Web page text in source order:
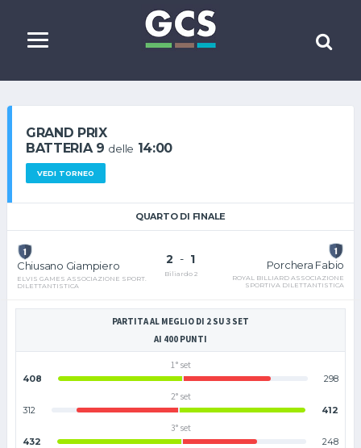
GRAND PRIX
BATTERIA 9 delle 14:00
VEDI TORNEO
QUARTO DI FINALE
Chiusano Giampiero
ELVIS GAMES ASSOCIAZIONE SPORT.
DILETTANTISTICA
2 - 1
Biliardo 2
Porchera Fabio
ROYAL BILLIARD ASSOCIAZIONE
SPORTIVA DILETTANTISTICA
PARTITA AL MEGLIO DI 2 SU 3 SET
AI 400 PUNTI
1° set
408
298
2° set
312
412
3° set
432
248